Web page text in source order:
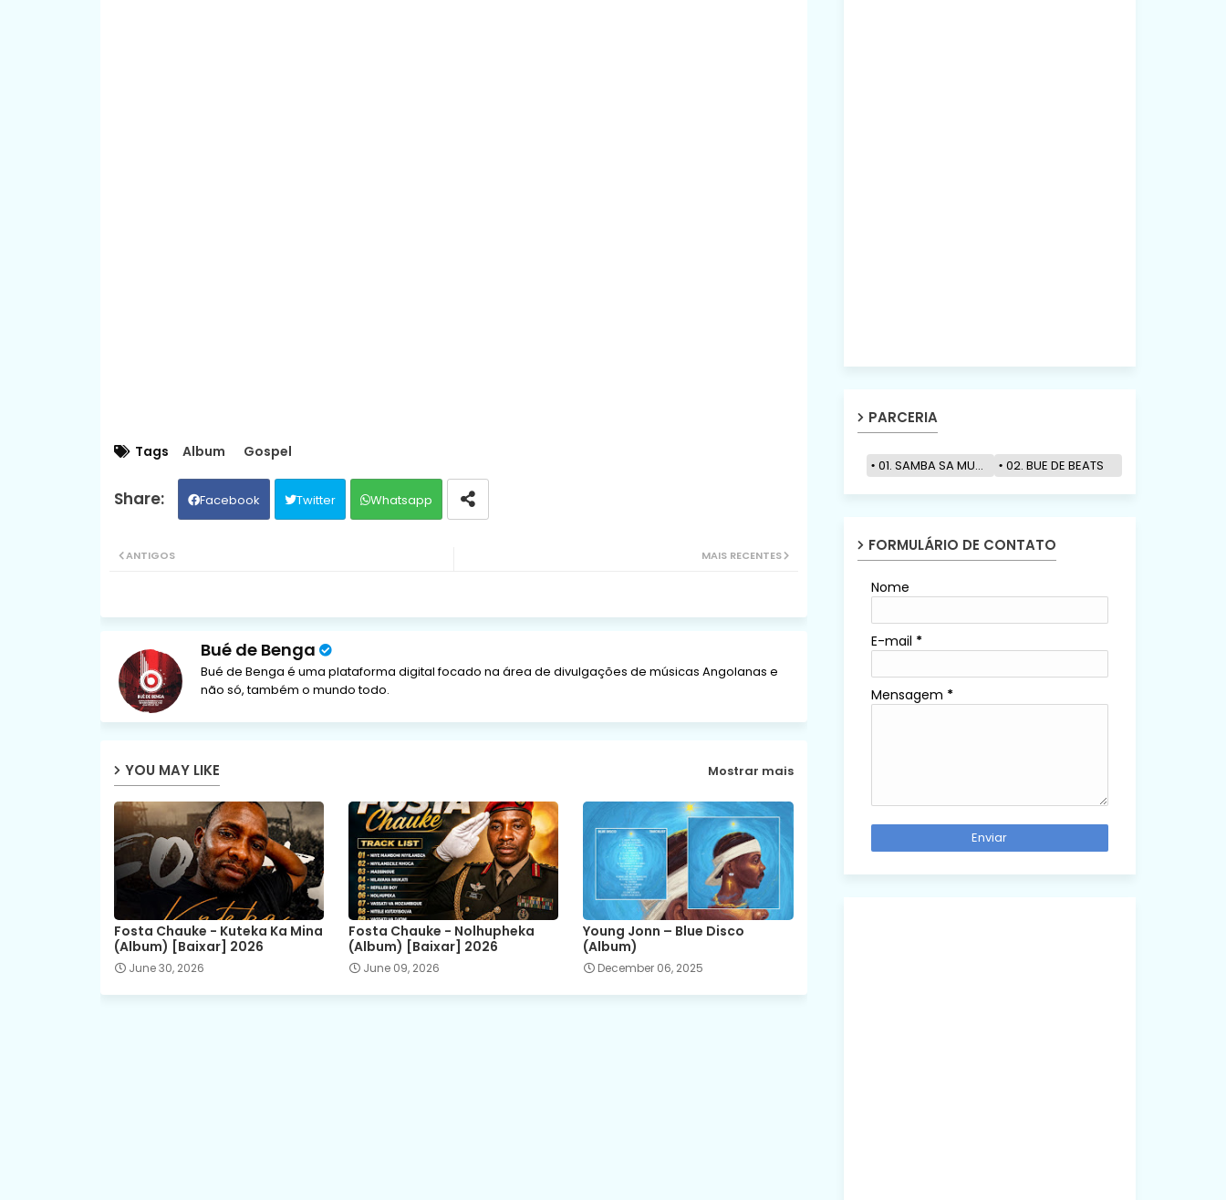
Tags Album Gospel
Facebook Twitter Whatsapp
MAIS RECENTES
ANTIGOS
Bué de Benga
Bué de Benga é uma plataforma digital focado na área de divulgações de músicas Angolanas e
não só, também o mundo todo.
YOU MAY LIKE Mostrar mais
Fosta Chauke - Kuteka Ka Mina
(Album) [Baixar] 2026
June 30, 2026
Fosta Chauke - Nolhupheka
(Album) [Baixar] 2026
June 09, 2026
Young Jonn – Blue Disco
(Album)
December 06, 2025
PARCERIA
01. SAMBA SA MUZIK 02. BUE DE BEATS
FORMULÁRIO DE CONTATO
Nome
E-mail *
Mensagem *